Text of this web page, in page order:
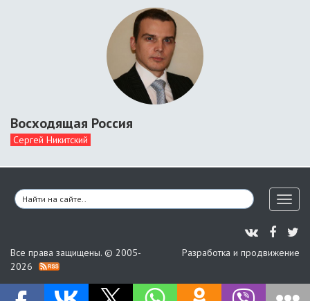
Восходящая Россия
Сергей Никитский
Все права защищены. © 2005-
2026
Разработка и продвижение